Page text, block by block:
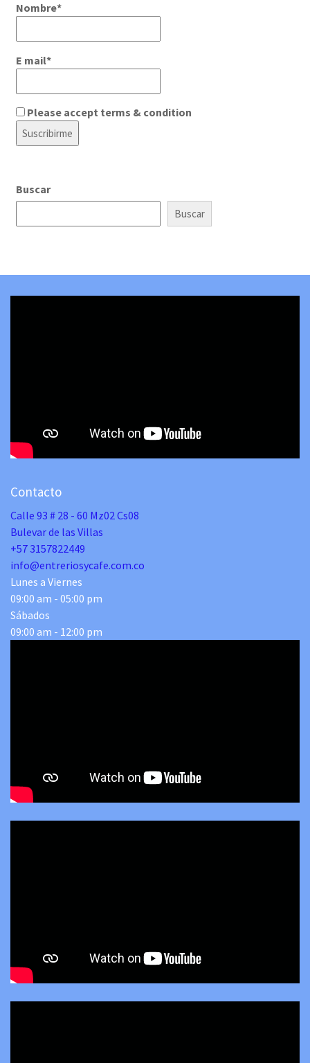
Nombre*
E mail*
Please accept terms & condition
Buscar
Buscar
Contacto
Calle 93 # 28 - 60 Mz02 Cs08
Bulevar de las Villas
+57 3157822449
info@entreriosycafe.com.co
Lunes a Viernes
09:00 am - 05:00 pm
Sábados
09:00 am - 12:00 pm